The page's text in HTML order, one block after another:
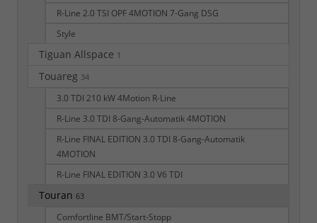
R-Line 2.0 TSI OPF 4MOTION 7-Gang DSG
Style
Tiguan Allspace 1
Touareg 34
3.0 TDI 210 kW 4Motion R-Line
R-Line 3.0 TDI 8-Gang-Automatik 4MOTION
R-Line FINAL EDITION 3.0 TDI 8-Gang-Automatik
4MOTION
R-Line FINAL EDITION 3.0 V6 TDI
Touran 63
Comfortline BMT/Start-Stopp